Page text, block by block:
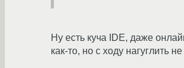
Ну есть куча IDE, даже
как-то, но с ходу нагуглить